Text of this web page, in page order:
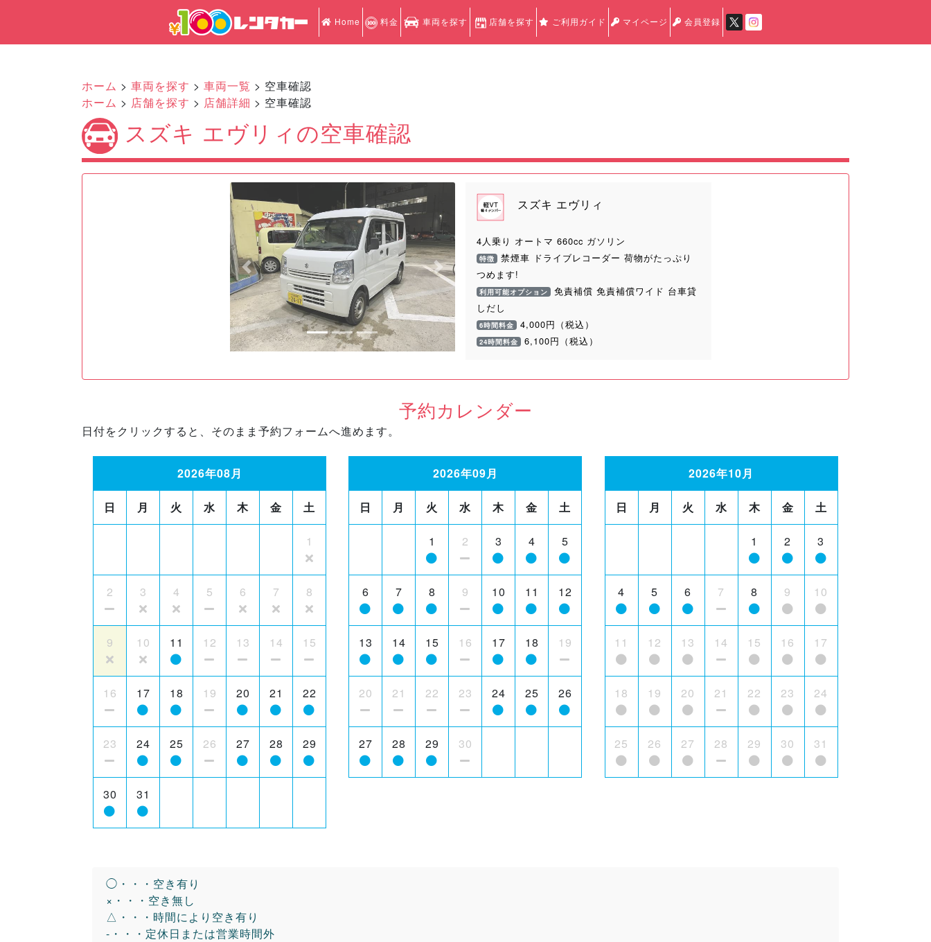
Home 料金 車両を探す 店舗を探す ご利用ガイド マイページ 会員登録
ホーム > 車両を探す > 車両一覧 > 空車確認
ホーム > 店舗を探す > 店舗詳細 > 空車確認
スズキ エヴリィの空車確認
Previous Next
スズキ エヴリィ
4人乗り オートマ 660cc ガソリン
特徴 禁煙車 ドライブレコーダー 荷物がたっぷり
つめます!
利用可能オプション 免責補償 免責補償ワイド 台車貸
しだし
6時間料金 4,000円（税込）
24時間料金 6,100円（税込）
予約カレンダー
日付をクリックすると、そのまま予約フォームへ進めます。
2026年08月
日 月 火 水 木 金 土
1
2 3 4 5 6 7 8
9 10 11 12 13 14 15
16 17 18 19 20 21 22
23 24 25 26 27 28 29
30 31
2026年09月
日 月 火 水 木 金 土
1 2 3 4 5
6 7 8 9 10 11 12
13 14 15 16 17 18 19
20 21 22 23 24 25 26
27 28 29 30
2026年10月
日 月 火 水 木 金 土
1 2 3
4 5 6 7 8 9 10
11 12 13 14 15 16 17
18 19 20 21 22 23 24
25 26 27 28 29 30 31
◯・・・空き有り
×・・・空き無し
△・・・時間により空き有り
-・・・定休日または営業時間外